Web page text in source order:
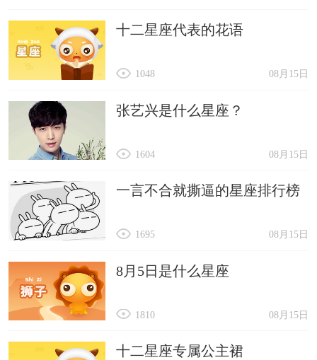
十二星座代表的花语
08月15日
1048
张艺兴是什么星座？
08月15日
1604
一言不合就撕逼的星座排行榜
08月15日
1695
8月5日是什么星座
08月15日
1810
十二星座专属公主裙